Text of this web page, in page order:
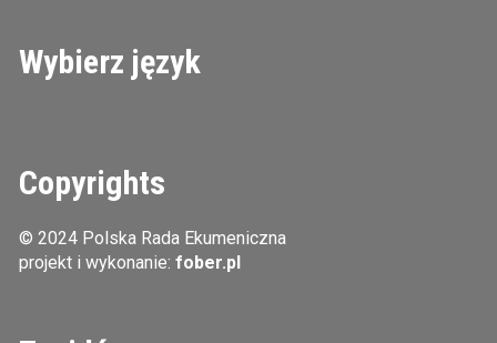
Wybierz język
Copyrights
© 2024 Polska Rada Ekumeniczna
projekt i wykonanie: fober.pl